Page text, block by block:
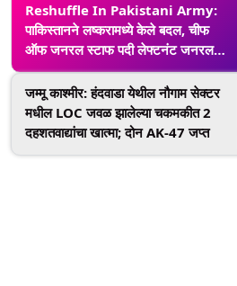
Reshuffle In Pakistani Army:
पाकिस्तानने लष्करामध्ये केले बदल, चीफ
ऑफ जनरल स्टाफ पदी लेफ्टनंट जनरल
अझहर अब्बास यांची वर्णी
जम्मू काश्मीर: हंदवाडा येथील नौगाम सेक्टर
मधील LOC जवळ झालेल्या चकमकीत 2
दहशतवाद्यांचा खात्मा; दोन AK-47 जप्त